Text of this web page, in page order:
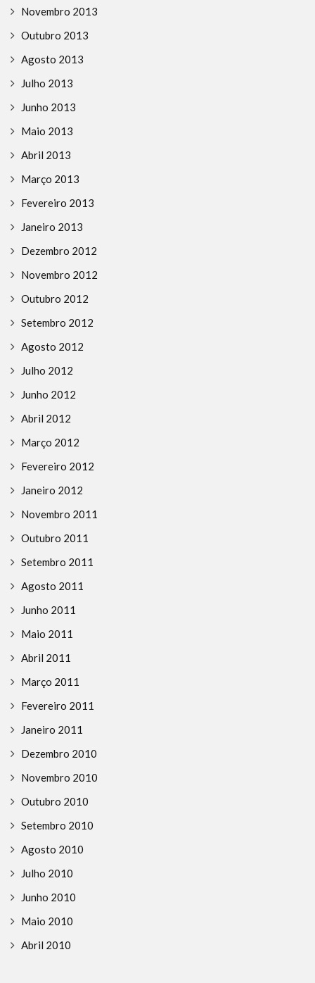
Novembro 2013
Outubro 2013
Agosto 2013
Julho 2013
Junho 2013
Maio 2013
Abril 2013
Março 2013
Fevereiro 2013
Janeiro 2013
Dezembro 2012
Novembro 2012
Outubro 2012
Setembro 2012
Agosto 2012
Julho 2012
Junho 2012
Abril 2012
Março 2012
Fevereiro 2012
Janeiro 2012
Novembro 2011
Outubro 2011
Setembro 2011
Agosto 2011
Junho 2011
Maio 2011
Abril 2011
Março 2011
Fevereiro 2011
Janeiro 2011
Dezembro 2010
Novembro 2010
Outubro 2010
Setembro 2010
Agosto 2010
Julho 2010
Junho 2010
Maio 2010
Abril 2010